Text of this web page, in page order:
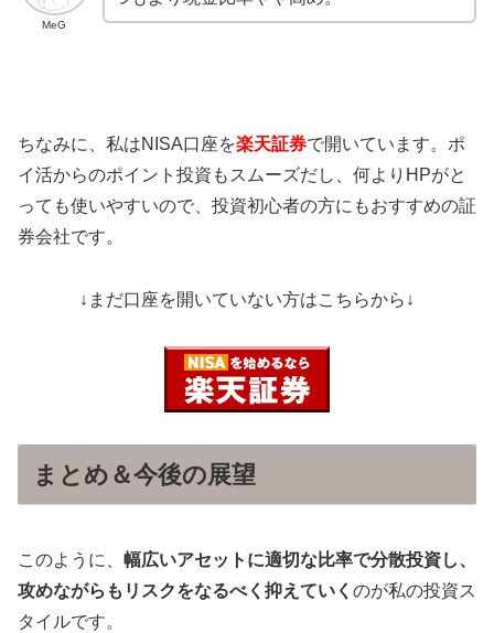
MeG
ちなみに、私はNISA口座を楽天証券で開いています。ポ
イ活からのポイント投資もスムーズだし、何よりHPがと
っても使いやすいので、投資初心者の方にもおすすめの証
券会社です。
↓まだ口座を開いていない方はこちらから↓
まとめ＆今後の展望
このように、 幅広いアセットに適切な比率で分散投資し、
攻めながらもリスクをなるべく抑えていく のが私の投資ス
タイルです。